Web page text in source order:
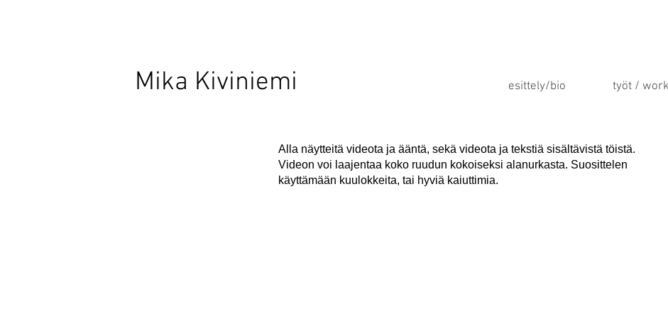
Mika Kiviniemi esittely/bio työt /
Alla näytteitä videota ja ääntä, sekä videota ja tekstiä sisältävistä töistä.
Videon voi laajentaa koko ruudun kokoiseksi alanurkasta. Suosittelen
käyttämään kuulokkeita, tai hyviä kaiuttimia.